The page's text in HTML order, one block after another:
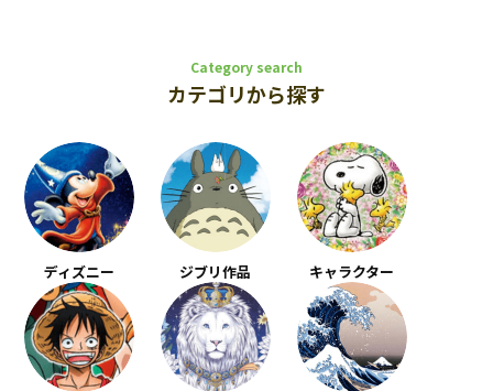
Category search
カテゴリから探す
ディズニー ジブリ作品 キャラクター